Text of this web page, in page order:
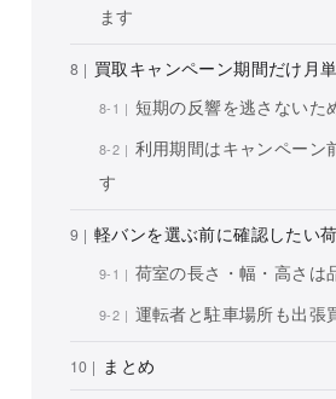
ます
買取キャンペーン期間だけ月
短期の反響を逃さないた
利用期間はキャンペーン
す
軽バンを選ぶ前に確認したい
荷室の長さ・幅・高さは
運転者と駐車場所も出張
まとめ